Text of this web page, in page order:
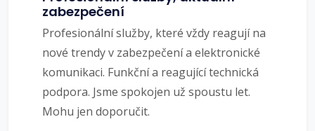
zabezpečení
Profesionální služby, které vždy reagují na
nové trendy v zabezpečení a elektronické
komunikaci. Funkční a reagující technická
podpora. Jsme spokojen už spoustu let.
Mohu jen doporučit.